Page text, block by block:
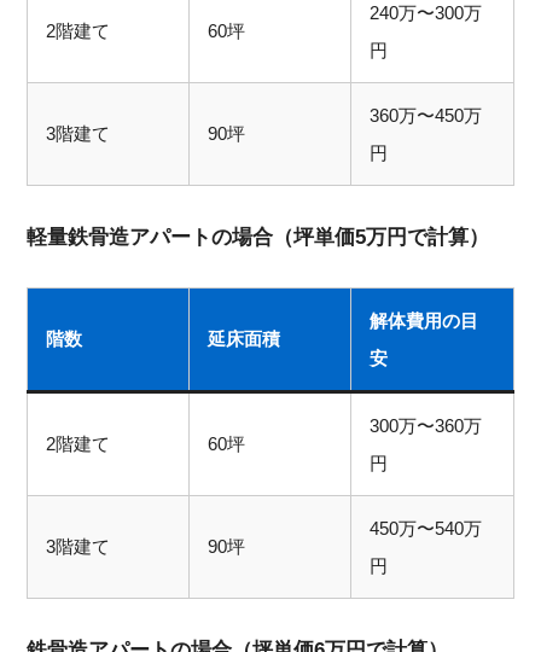
2階建て 60坪
240万〜300万
円
3階建て 90坪
360万〜450万
円
軽量鉄骨造アパートの場合（坪単価5万円で計算）
階数 延床面積
解体費用の目
安
2階建て 60坪
300万〜360万
円
3階建て 90坪
450万〜540万
円